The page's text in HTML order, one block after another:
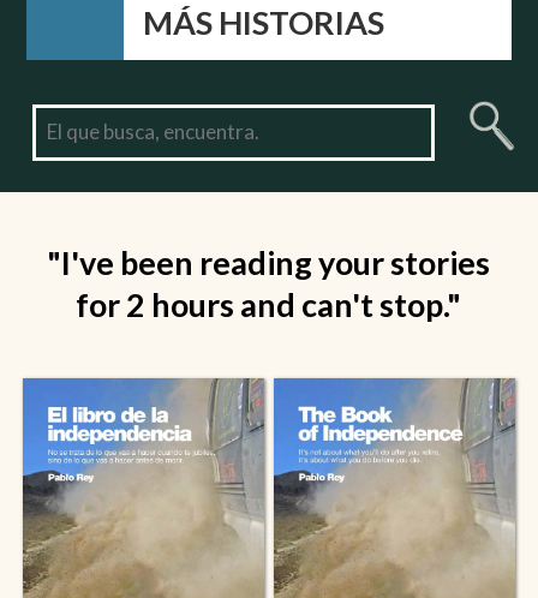
MÁS HISTORIAS
"I've been reading your stories
for 2 hours and can't stop."